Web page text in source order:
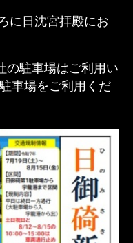
に日沈宮拝殿にお
の駐車場はご利用い
車場をご利用くだ